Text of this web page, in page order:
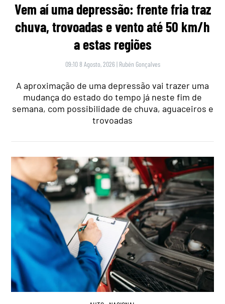
Vem aí uma depressão: frente fria traz
chuva, trovoadas e vento até 50 km/h
a estas regiões
09:10 8 Agosto, 2026 | Rubén Gonçalves
A aproximação de uma depressão vai trazer uma
mudança do estado do tempo já neste fim de
semana, com possibilidade de chuva, aguaceiros e
trovoadas